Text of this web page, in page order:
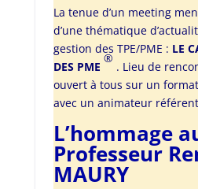
La tenue d’un meeting
d’une thématique
gestion des TPE/PME : LE
DES PME
®
. Lieu de
ouvert à tous sur un
avec un animateur
L’hommage
Professeur
MAURY